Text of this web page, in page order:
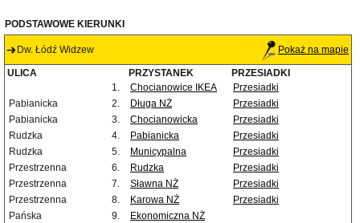
PODSTAWOWE KIERUNKI
Dw. Łódź Widzew Pokaż na mapie
ULICA PRZYSTANEK
PRZESIADKI
1.
Chocianowice IKEA
Przesiadki
Pabianicka
2. Długa NŻ
Przesiadki
Pabianicka
3. Chocianowicka
Przesiadki
Rudzka
4. Pabianicka
Przesiadki
Rudzka
5. Municypalna
Przesiadki
Przestrzenna
6. Rudzka
Przesiadki
Przestrzenna
7. Sławna NŻ
Przesiadki
Przestrzenna
8. Karowa NŻ
Przesiadki
Pańska
9.
Ekonomiczna NŻ